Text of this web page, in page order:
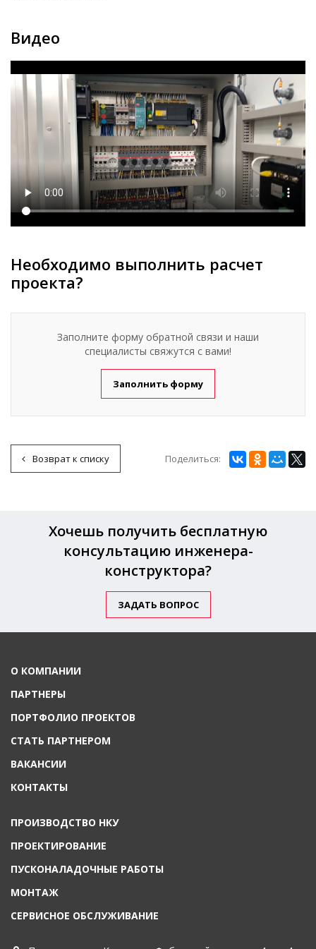
Видео
Необходимо выполнить расчет
проекта?
Заполните форму обратной связи и наши
специалисты свяжутся с вами!
Заполнить форму
Возврат к списку Поделиться:
Хочешь получить бесплатную
консультацию инженера-
конструктора?
ЗАДАТЬ ВОПРОС
О КОМПАНИИ
ПАРТНЕРЫ
ПОРТФОЛИО ПРОЕКТОВ
СТАТЬ ПАРТНЕРОМ
ВАКАНСИИ
КОНТАКТЫ
ПРОИЗВОДСТВО НКУ
ПРОЕКТИРОВАНИЕ
ПУСКОНАЛАДОЧНЫЕ РАБОТЫ
МОНТАЖ
СЕРВИСНОЕ ОБСЛУЖИВАНИЕ